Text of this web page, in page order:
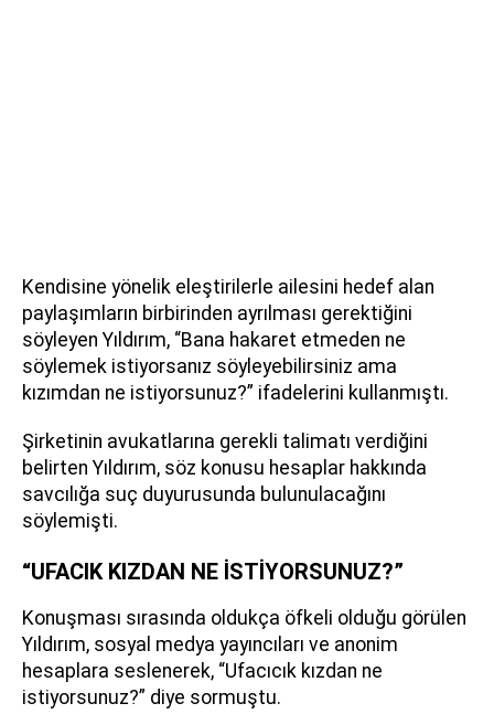
Kendisine yönelik eleştirilerle ailesini hedef alan
paylaşımların birbirinden ayrılması gerektiğini
söyleyen Yıldırım, “Bana hakaret etmeden ne
söylemek istiyorsanız söyleyebilirsiniz ama
kızımdan ne istiyorsunuz?” ifadelerini kullanmıştı.
Şirketinin avukatlarına gerekli talimatı verdiğini
belirten Yıldırım, söz konusu hesaplar hakkında
savcılığa suç duyurusunda bulunulacağını
söylemişti.
“UFACIK KIZDAN NE İSTİYORSUNUZ?”
Konuşması sırasında oldukça öfkeli olduğu görülen
Yıldırım, sosyal medya yayıncıları ve anonim
hesaplara seslenerek, “Ufacıcık kızdan ne
istiyorsunuz?” diye sormuştu.